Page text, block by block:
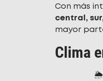
Con más
central,
mayor
Clima